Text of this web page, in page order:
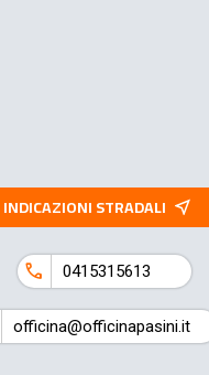
INDICAZIONI STRADALI near_me
call 0415315613
officina@officinapasini.it